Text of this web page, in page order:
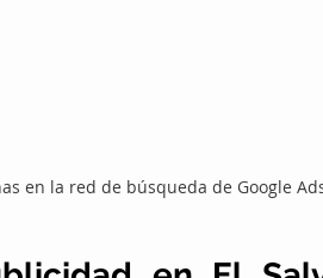
en la red de búsqueda de Google